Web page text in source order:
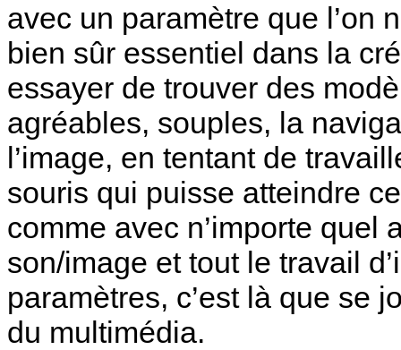
avec un paramètre que l’on
bien sûr essentiel dans la
essayer de trouver des
agréables, souples, la
l’image, en tentant de
souris qui puisse atteindre
comme avec n’importe quel
son/image et tout le travail
paramètres, c’est là que se
du multimédia.